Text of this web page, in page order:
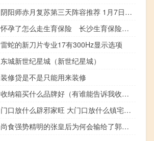
阴阳师赤月复苏第三天阵容推荐 1月7日赤月复苏最强阵容搭配攻略
怀孕了怎么走生育保险 长沙生育保险报销流程
雷蛇的新刀片专业17有300Hz显示选项
东城新世纪星城（新世纪星城）
装修贷是不是只能用来装修
收纳箱买什么品牌好（有谁能告诉我收纳箱买什么牌子）
门口放什么辟邪家旺 大门口放什么镇宅辟邪风水好
尚食强势精明的张皇后为何会输给了郭贵妃